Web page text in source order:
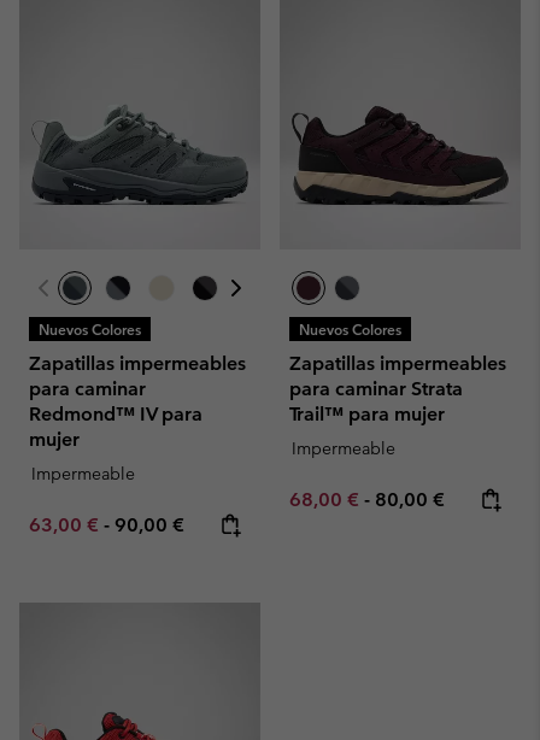
Nuevos Colores
Zapatillas impermeables
para caminar
Redmond™ IV para
mujer
Impermeable
Minimum sale price:
63,00 € - Maximum price:
90,00 €
Nuevos Colores
Zapatillas impermeables
para caminar Strata
Trail™ para mujer
Impermeable
Minimum sale price:
68,00 € - Maximum price:
80,00 €